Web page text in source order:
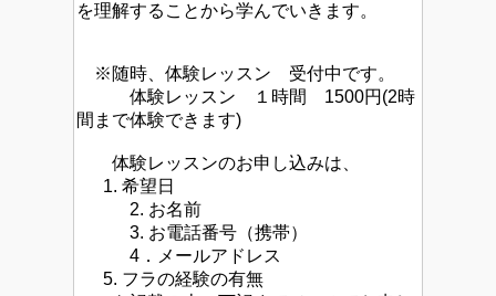
を理解することから学んでいきます。
※随時、体験レッスン 受付中です。
体験レッスン １時間 1500円(2時
間まで体験できます)
体験レッスンのお申し込みは、
1. 希望日
2. お名前
3. お電話番号（携帯）
4．メールアドレス
5. フラの経験の有無